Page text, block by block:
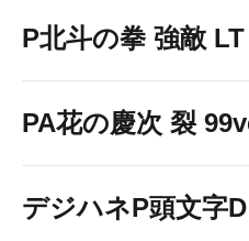
【
P北斗の拳 強敵 LT
PA花の慶次 裂
デジハネP頭文字